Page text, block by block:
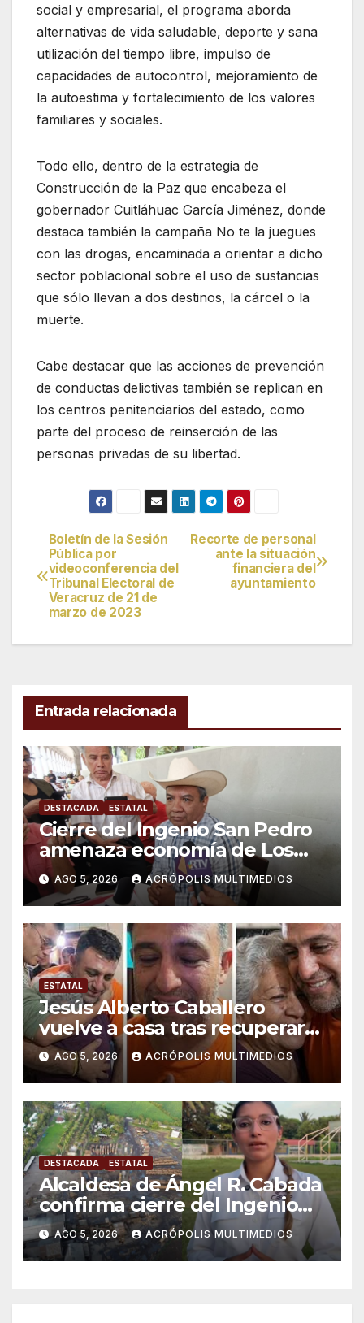
social y empresarial, el programa aborda
alternativas de vida saludable, deporte y sana
utilización del tiempo libre, impulso de
capacidades de autocontrol, mejoramiento de
la autoestima y fortalecimiento de los valores
familiares y sociales.
Todo ello, dentro de la estrategia de
Construcción de la Paz que encabeza el
gobernador Cuitláhuac García Jiménez, donde
destaca también la campaña No te la juegues
con las drogas, encaminada a orientar a dicho
sector poblacional sobre el uso de sustancias
que sólo llevan a dos destinos, la cárcel o la
muerte.
Cabe destacar que las acciones de prevención
de conductas delictivas también se replican en
los centros penitenciarios del estado, como
parte del proceso de reinserción de las
personas privadas de su libertad.
Navegación
de
entradas
Recorte de personal
ante la situación
financiera del
ayuntamiento
Boletín de la Sesión
Pública por
videoconferencia del
Tribunal Electoral de
Veracruz de 21 de
marzo de 2023
Entrada relacionada
DESTACADA ESTATAL
Cierre del Ingenio San Pedro
amenaza economía de Los
Tuxtlas
AGO 5, 2026 ACRÓPOLIS MULTIMEDIOS
ESTATAL
Jesús Alberto Caballero
vuelve a casa tras recuperar
libertad
AGO 5, 2026 ACRÓPOLIS MULTIMEDIOS
DESTACADA ESTATAL
Alcaldesa de Ángel R. Cabada
confirma cierre del Ingenio
San Pedro; crece la
incertidumbre entre obreros
y productores
AGO 5, 2026 ACRÓPOLIS MULTIMEDIOS